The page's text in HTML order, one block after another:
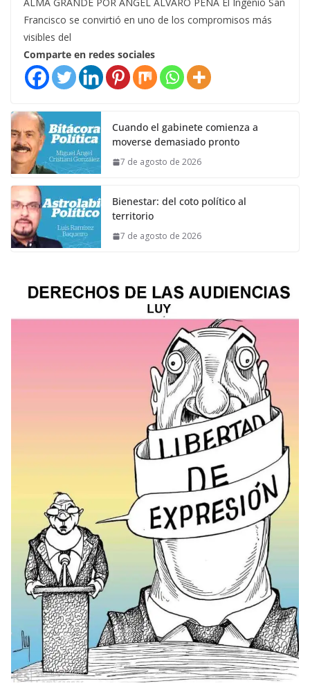
Francisco se convirtió en uno de los compromisos más
visibles del
Comparte en redes sociales
Cuando el gabinete comienza a
moverse demasiado pronto
7 de agosto de 2026
Bienestar: del coto político al
territorio
7 de agosto de 2026